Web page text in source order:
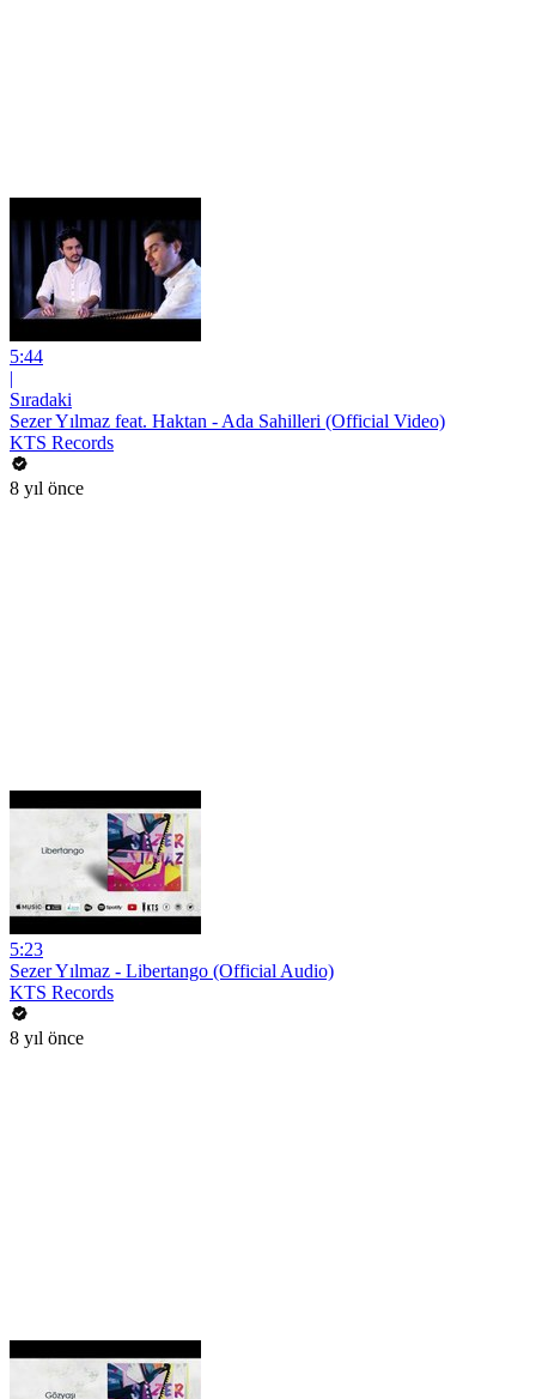
5:44
|
Sıradaki
Sezer Yılmaz feat. Haktan - Ada Sahilleri (Official Video)
KTS Records
8 yıl önce
5:23
Sezer Yılmaz - Libertango (Official Audio)
KTS Records
8 yıl önce